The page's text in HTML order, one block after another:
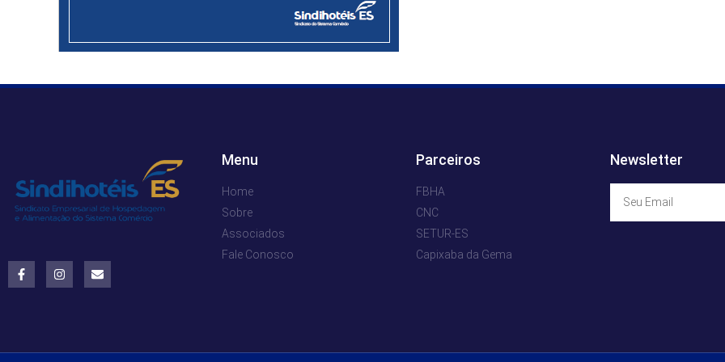
Menu
Home
Sobre
Associados
Fale Conosco
Parceiros
FBHA
CNC
SETUR-ES
Capixaba da Gema
Newsletter